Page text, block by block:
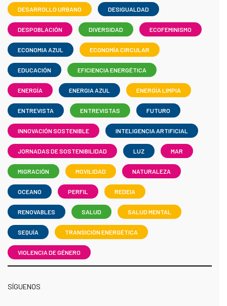
DESARROLLO URBANO DESIGUALDAD
DESPOBLACIÓN DIVERSIDAD ECOFEMINISMO
ECONOMIA AZUL ECONOMÍA CIRCULAR
EDUCACIÓN EFICIENCIA ENERGÉTICA
ENERGÍA ENERGIA AZUL ENERGÍA LIMPIA
ENTREVISTA ENTREVISTAS FUTURO
INNOVACIÓN SOSTENIBLE INTELIGENCIA ARTIFICIAL
JORNADAS DE SOSTENIBILIDAD LUZ MAR
MIGRACIÓN MOVILIDAD NATURALEZA
OCEANO PERFIL REDEIA
RENOVABLES SALUD SALUD MENTAL
SEQUÍA TRANSICIÓN ENERGÉTICA
VIOLENCIA DE GÉNERO
SÍGUENOS